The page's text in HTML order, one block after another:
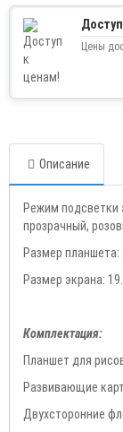
Цены
Описание
Режим подсветки
прозрачный,
Размер планшета:
Размер экрана:
Комплектация:
Планшет для
Развивающие
Двухсторонние